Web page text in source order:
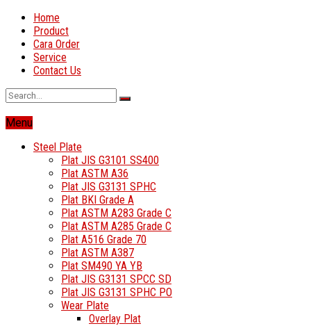
Home
Product
Cara Order
Service
Contact Us
Menu
Steel Plate
Plat JIS G3101 SS400
Plat ASTM A36
Plat JIS G3131 SPHC
Plat BKI Grade A
Plat ASTM A283 Grade C
Plat ASTM A285 Grade C
Plat A516 Grade 70
Plat ASTM A387
Plat SM490 YA YB
Plat JIS G3131 SPCC SD
Plat JIS G3131 SPHC PO
Wear Plate
Overlay Plat